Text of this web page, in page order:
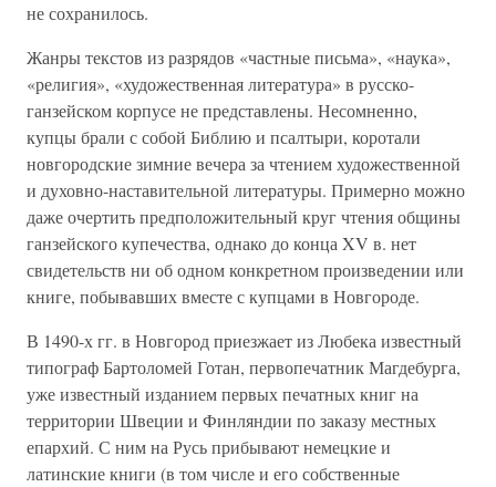
не сохранилось.
Жанры текстов из разрядов «частные письма», «наука»,
«религия», «художественная литература» в русско-
ганзейском корпусе не представлены. Несомненно,
купцы брали с собой Библию и псалтыри, коротали
новгородские зимние вечера за чтением художественной
и духовно-наставительной литературы. Примерно можно
даже очертить предположительный круг чтения общины
ганзейского купечества, однако до конца XV в. нет
свидетельств ни об одном конкретном произведении или
книге, побывавших вместе с купцами в Новгороде.
В 1490-х гг. в Новгород приезжает из Любека известный
типограф Бартоломей Готан, первопечатник Магдебурга,
уже известный изданием первых печатных книг на
территории Швеции и Финляндии по заказу местных
епархий. С ним на Русь прибывают немецкие и
латинские книги (в том числе и его собственные